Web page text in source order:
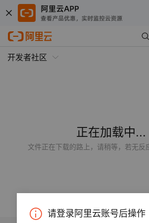
开发者社区
正在加载中...
文件正在下载的路上，请稍等，若无反
请登录阿里云账号后操作